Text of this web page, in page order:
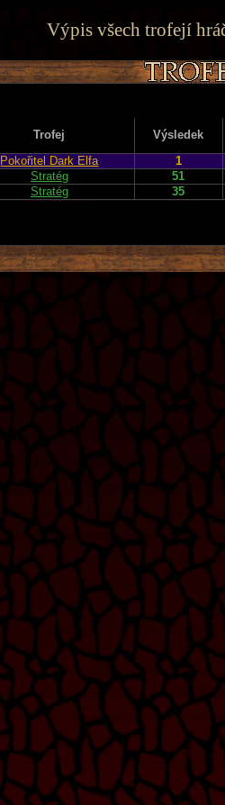
Výpis všech trofejí
Trofej
Výsledek
Pokořitel Dark Elfa
1
Stratég
51
Stratég 35